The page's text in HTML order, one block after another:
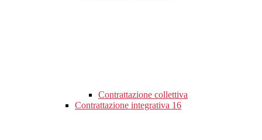
Contrattazione collettiva
Contrattazione integrativa 16